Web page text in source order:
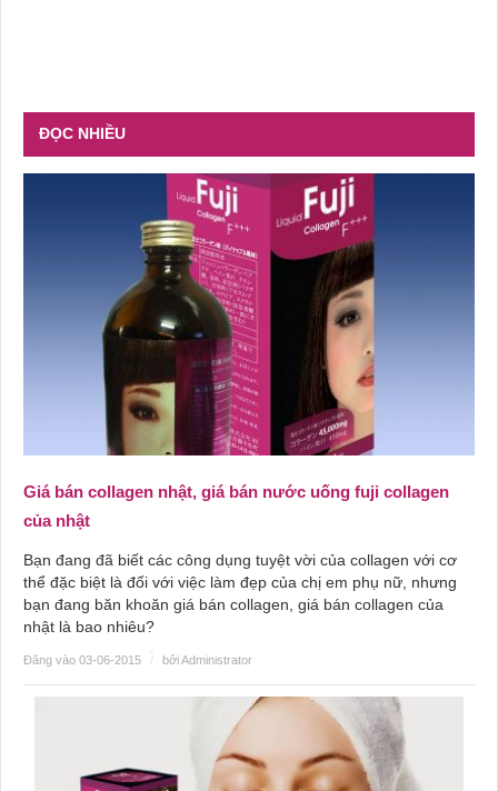
ĐỌC NHIỀU
Giá bán collagen nhật, giá bán nước uống fuji collagen
của nhật
Bạn đang đã biết các công dụng tuyệt vời của collagen với cơ
thể đặc biệt là đối với việc làm đẹp của chị em phụ nữ, nhưng
bạn đang băn khoăn giá bán collagen, giá bán collagen của
nhật là bao nhiêu?
Đăng vào 03-06-2015 / bởi Administrator